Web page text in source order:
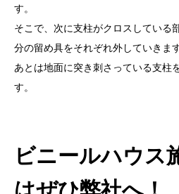
す。
そこで、次に支柱がクロスしている
分の留め具をそれぞれ外していきます
あとは地面に突き刺さっている支柱
す。
ビニールハウス
はぜひ弊社へ！